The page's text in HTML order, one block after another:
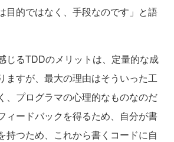
目的ではなく、手段なのです」と語
じるTDDのメリットは、定量的な成
ますが、最大の理由はそういった工
、プログラマの心理的なものなのだ
ィードバックを得るため、自分が書
持つため、これから書くコードに自